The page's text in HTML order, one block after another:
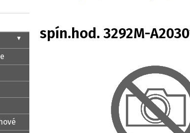
▼
spín.hod. 3292M-A20301 03 prog